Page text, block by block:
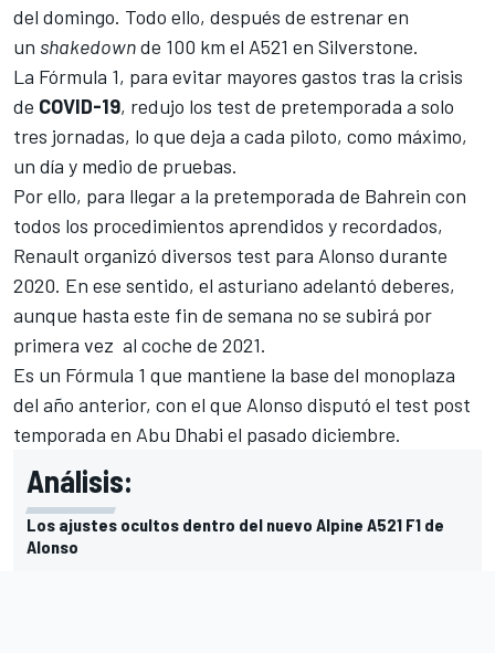
del domingo. Todo ello, después de estrenar en
un shakedownde 100 km el A521 en Silverstone.
La Fórmula 1, para evitar mayores gastos tras la crisis
de COVID-19, redujo los test de pretemporada a solo
tres jornadas, lo que deja a cada piloto, como máximo,
un día y medio de pruebas.
Por ello, para llegar a la pretemporada de Bahrein con
todos los procedimientos aprendidos y recordados,
Renault organizó diversos test para Alonso durante
2020. En ese sentido, el asturiano adelantó deberes,
aunque hasta este fin de semana no se subirá por
primera vez al coche de 2021.
Es un Fórmula 1 que mantiene la base del monoplaza
del año anterior, con el que Alonso disputó el test post
temporada en Abu Dhabi el pasado diciembre.
Análisis:
Los ajustes ocultos dentro del nuevo Alpine A521 F1 de
Alonso